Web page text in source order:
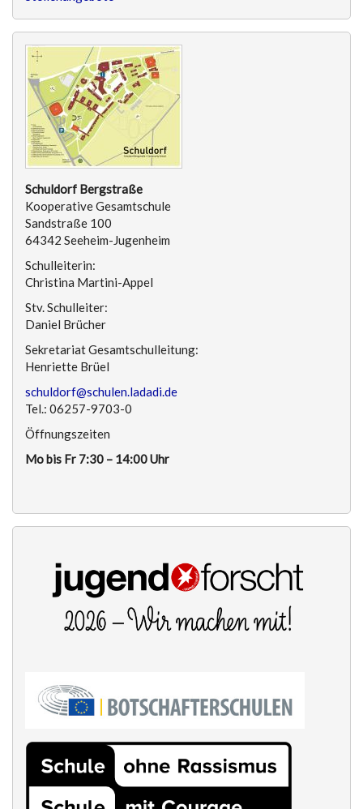
Schuldorf Bergstraße
Kooperative Gesamtschule
Sandstraße 100
64342 Seeheim-Jugenheim
Schulleiterin:
Christina Martini-Appel
Stv. Schulleiter:
Daniel Brücher
Sekretariat Gesamtschulleitung:
Henriette Brüel
schuldorf@schulen.ladadi.de
Tel.: 06257-9703-0
Öffnungszeiten
Mo bis Fr 7:30 – 14:00 Uhr